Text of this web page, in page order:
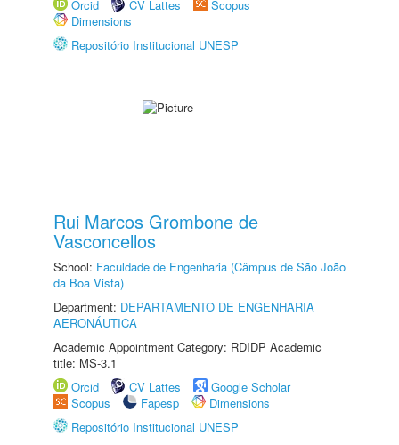
Orcid
CV Lattes
Scopus
Dimensions
Repositório Institucional UNESP
Rui Marcos Grombone de
Vasconcellos
School: Faculdade de Engenharia (Câmpus de São João
da Boa Vista)
Department: DEPARTAMENTO DE ENGENHARIA
AERONÁUTICA
Academic Appointment Category: RDIDP Academic
title: MS-3.1
Orcid
CV Lattes
Google Scholar
Scopus
Fapesp
Dimensions
Repositório Institucional UNESP